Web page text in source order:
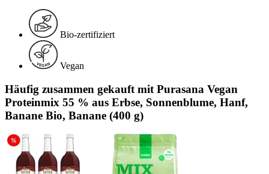
Bio-zertifiziert
Vegan
Häufig zusammen gekauft mit Purasana Vegan
Proteinmix 55 % aus Erbse, Sonnenblume, Hanf,
Banane Bio, Banane (400 g)